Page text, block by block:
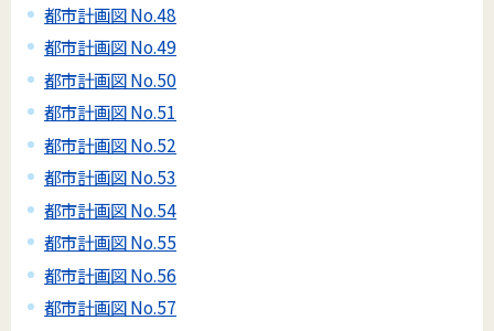
都市計画図 No.48
都市計画図 No.49
都市計画図 No.50
都市計画図 No.51
都市計画図 No.52
都市計画図 No.53
都市計画図 No.54
都市計画図 No.55
都市計画図 No.56
都市計画図 No.57